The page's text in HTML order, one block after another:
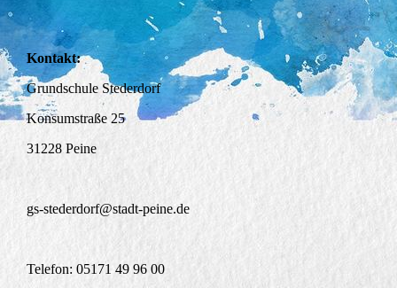
Kontakt:
Grundschule Stederdorf
Konsumstraße 25
31228 Peine
gs-stederdorf@stadt-peine.de
Telefon: 05171 49 96 00